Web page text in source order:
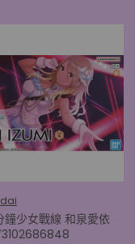
鐘少女戰線 和泉愛依